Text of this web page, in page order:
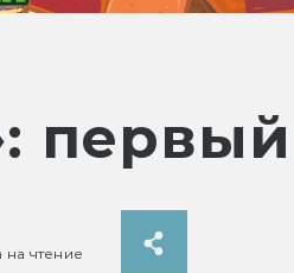
на чтение